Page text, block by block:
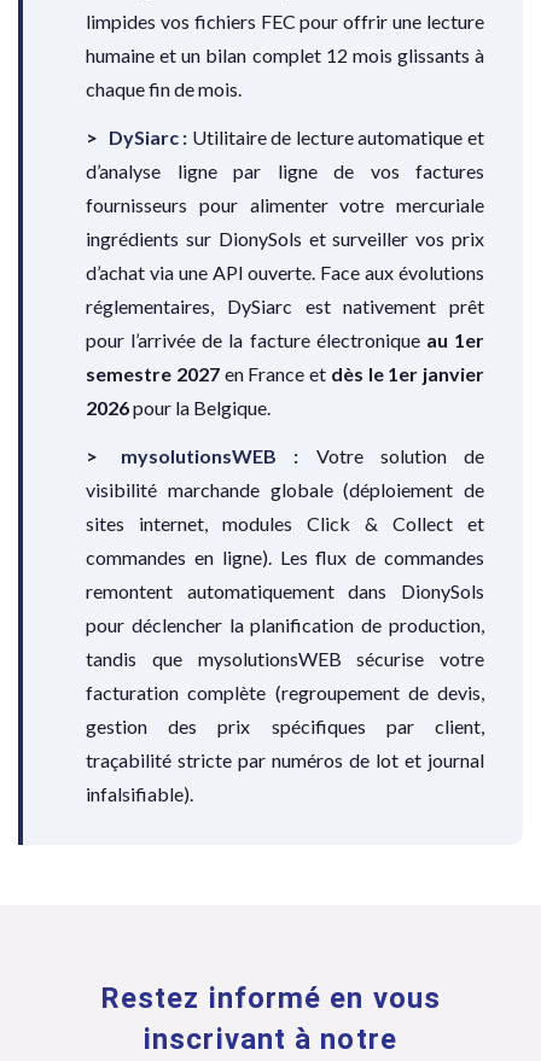
limpides vos fichiers FEC pour offrir une lecture
humaine et un bilan complet 12 mois glissants à
chaque fin de mois.
DySiarc : Utilitaire de lecture automatique et
d’analyse ligne par ligne de vos factures
fournisseurs pour alimenter votre mercuriale
ingrédients sur DionySols et surveiller vos prix
d’achat via une API ouverte. Face aux évolutions
réglementaires, DySiarc est nativement prêt
pour l’arrivée de la facture électronique au 1er
semestre 2027en France et dès le 1er janvier
2026pour la Belgique.
mysolutionsWEB : Votre solution de
visibilité marchande globale (déploiement de
sites internet, modules Click & Collect et
commandes en ligne). Les flux de commandes
remontent automatiquement dans DionySols
pour déclencher la planification de production,
tandis que mysolutionsWEB sécurise votre
facturation complète (regroupement de devis,
gestion des prix spécifiques par client,
traçabilité stricte par numéros de lot et journal
infalsifiable).
Restez informé en vous
inscrivant à notre